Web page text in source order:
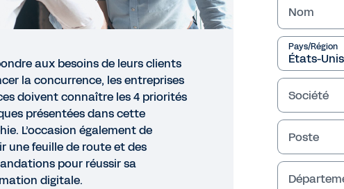
Nom
Pays/Région
Société
Poste
aux besoins de leurs clients
la concurrence, les entreprises
doivent connaître les 4 priorités
présentées dans cette
L’occasion également de
une feuille de route et des
pour réussir sa
digitale.